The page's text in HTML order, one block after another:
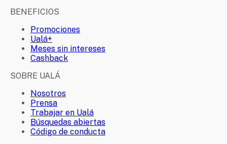
BENEFICIOS
Promociones
Ualá+
Meses sin intereses
Cashback
SOBRE UALÁ
Nosotros
Prensa
Trabajar en Ualá
Búsquedas abiertas
Código de conducta